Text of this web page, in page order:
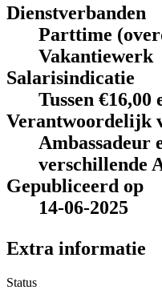
Dienstverbanden
Parttime
Vakantiewerk
Salarisindicatie
Tussen
Verantwoordelijk
Ambassadeur
verschillende
Gepubliceerd op
14-06-2025
Extra informatie
Status